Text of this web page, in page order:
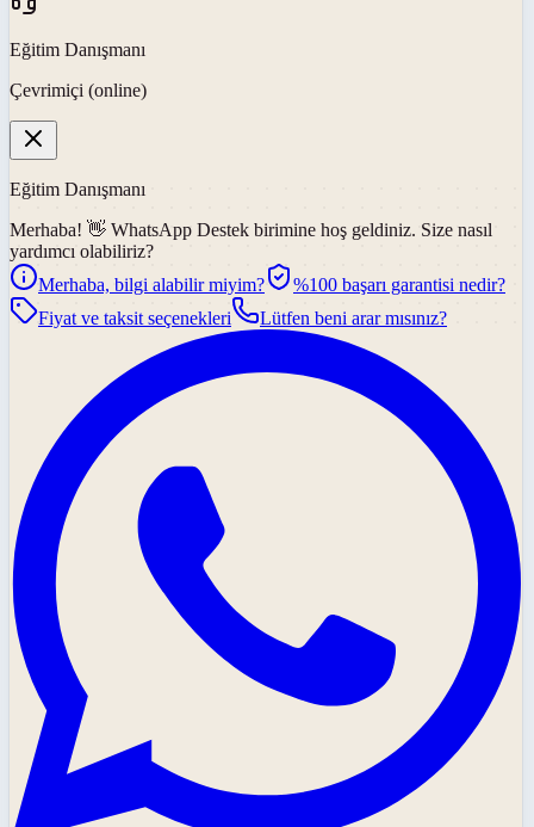
Eğitim Danışmanı
Çevrimiçi (online)
Eğitim Danışmanı
Merhaba! 👋 WhatsApp Destek birimine hoş geldiniz. Size nasıl
yardımcı olabiliriz?
Merhaba, bilgi alabilir miyim?
%100 başarı garantisi nedir?
Fiyat ve taksit seçenekleri
Lütfen beni arar mısınız?